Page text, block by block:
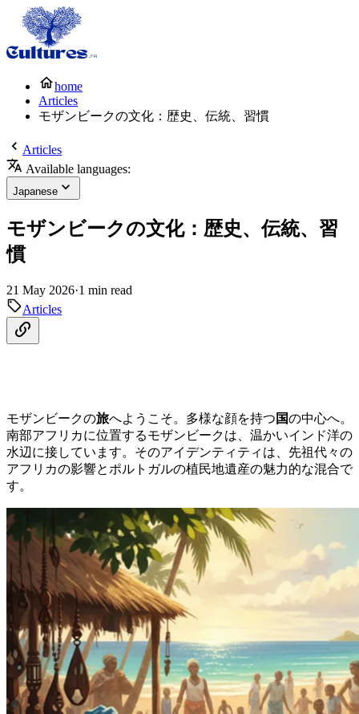
home
Articles
モザンビークの文化：歴史、伝統、習慣
Articles
Available languages:
Japanese
モザンビークの文化：歴史、伝統、習
慣
21 May 2026·1 min read
Articles
モザンビークの旅へようこそ。多様な顔を持つ 国の中心へ。
南部アフリカに位置するモザンビークは、温かいインド洋の
水辺に接しています。そのアイデンティティは、先祖代々の
アフリカの影響とポルトガルの植民地遺産の魅力的な混合で
す。